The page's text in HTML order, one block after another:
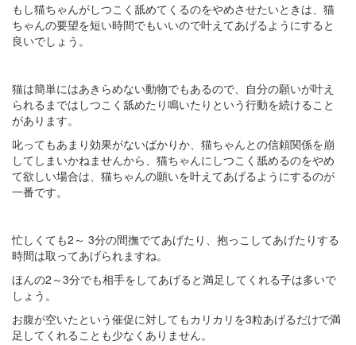
もし猫ちゃんがしつこく舐めてくるのをやめさせたいときは、猫
ちゃんの要望を短い時間でもいいので叶えてあげるようにすると
良いでしょう。
猫は簡単にはあきらめない動物でもあるので、自分の願いが叶え
られるまではしつこく舐めたり鳴いたりという行動を続けること
があります。
叱ってもあまり効果がないばかりか、猫ちゃんとの信頼関係を崩
してしまいかねませんから、猫ちゃんにしつこく舐めるのをやめ
て欲しい場合は、猫ちゃんの願いを叶えてあげるようにするのが
一番です。
忙しくても2～ 3分の間撫でてあげたり、抱っこしてあげたりする
時間は取ってあげられますね。
ほんの2～3分でも相手をしてあげると満足してくれる子は多いで
しょう。
お腹が空いたという催促に対してもカリカリを3粒あげるだけで満
足してくれることも少なくありません。